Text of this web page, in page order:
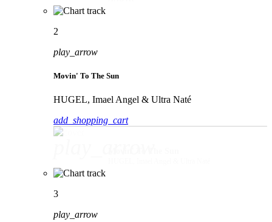
2
play_arrow
Movin' To The Sun
HUGEL, Imael Angel & Ultra Naté
add_shopping_cart
3
play_arrow